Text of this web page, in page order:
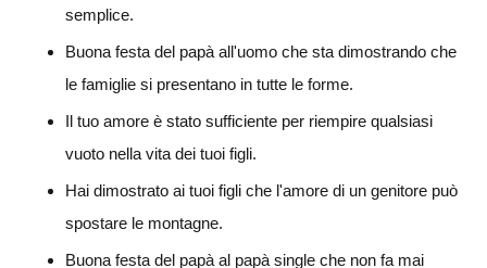
semplice.
Buona festa del papà all'uomo che sta dimostrando che
le famiglie si presentano in tutte le forme.
Il tuo amore è stato sufficiente per riempire qualsiasi
vuoto nella vita dei tuoi figli.
Hai dimostrato ai tuoi figli che l'amore di un genitore può
spostare le montagne.
Buona festa del papà al papà single che non fa mai